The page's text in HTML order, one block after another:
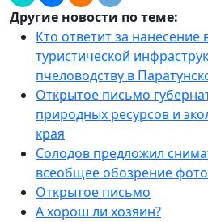
Другие новости по теме:
Кто ответит за нанесение
туристической
пчеловодству в
Открытое письмо
природных ресурсов и
края
Солодов предложил
всеобщее обозрение
Открытое письмо
А хорош ли хозяин?